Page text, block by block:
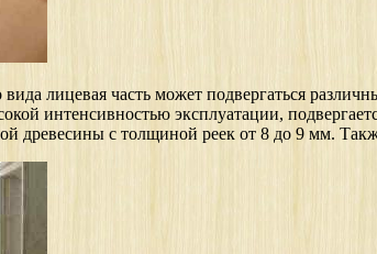
лицевая часть может подвергаться
интенсивностью эксплуатации,
древесины с толщиной реек от 8 до 9 мм.